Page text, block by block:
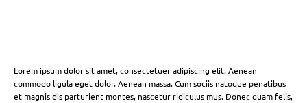
Lorem ipsum dolor sit amet, consectetuer adipiscing elit. Aenean
commodo ligula eget dolor. Aenean massa. Cum sociis natoque penatibus
et magnis dis parturient montes, nascetur ridiculus mus. Donec quam felis,